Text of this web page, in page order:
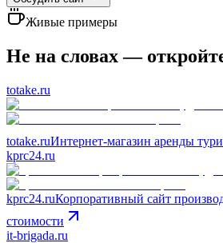
Живые примеры
Не на словах —
totake.ru
totake.ruИнтернет-магазин аренды
kprc24.ru
kprc24.ruКорпоративный сайт
стоимости
it-brigada.ru